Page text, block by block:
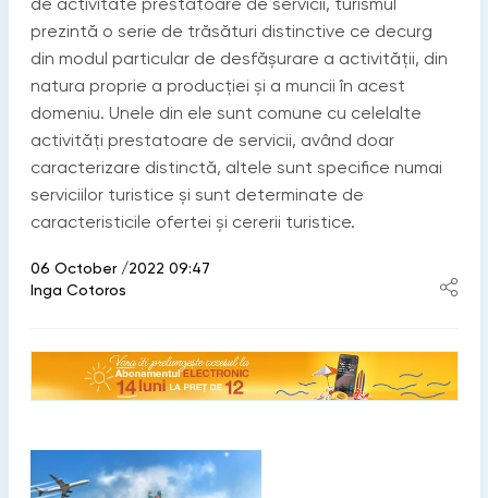
prezintă o serie de trăsături distinctive ce decurg
din modul particular de desfășurare a activității, din
natura proprie a producției și a muncii în acest
domeniu. Unele din ele sunt comune cu celelalte
activități prestatoare de servicii, având doar
caracterizare distinctă, altele sunt specifice numai
serviciilor turistice și sunt determinate de
caracteristicile ofertei și cererii turistice.
06 October /2022 09:47
Inga Cotoros